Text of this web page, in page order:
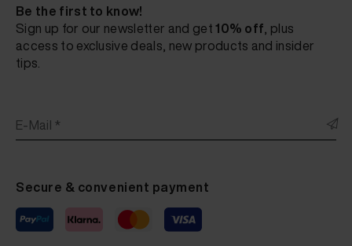
Be the first to know!
Sign up for our newsletter and get10% off, plus
access to exclusive deals, new products and insider
tips.
E-Mail *
Secure & convenient payment